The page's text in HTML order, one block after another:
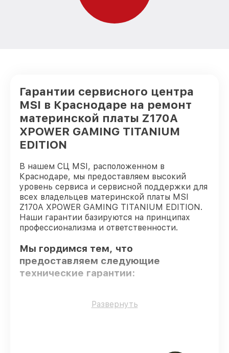
Гарантии сервисного центра
MSI в Краснодаре на ремонт
материнской платы Z170A
XPOWER GAMING TITANIUM
EDITION
В нашем СЦ MSI, расположенном в
Краснодаре, мы предоставляем высокий
уровень сервиса и сервисной поддержки для
всех владельцев материнской платы MSI
Z170A XPOWER GAMING TITANIUM EDITION.
Наши гарантии базируются на принципах
профессионализма и ответственности.
Мы гордимся тем, что
предоставляем следующие
технические гарантии:
Использование оригинальных
Развернуть